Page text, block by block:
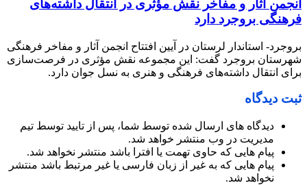
انجمن آثار و مفاخر نقش مؤثری در انتقال داشته‌های
فرهنگی بروجرد دارد
بروجرد- استاندار لرستان در آیین افتتاح انجمن آثار و مفاخر فرهنگی
شهرستان بروجرد گفت: این مجموعه نقش مؤثری در فرصت‌سازی
برای انتقال داشته‌های فرهنگی و هنری به نسل جوان دارد.
ثبت دیدگاه
دیدگاه های ارسال شده توسط شما، پس از تایید توسط تیم
مدیریت در وب منتشر خواهد شد.
پیام هایی که حاوی تهمت یا افترا باشد منتشر نخواهد شد.
پیام هایی که به غیر از زبان فارسی یا غیر مرتبط باشد منتشر
نخواهد شد.